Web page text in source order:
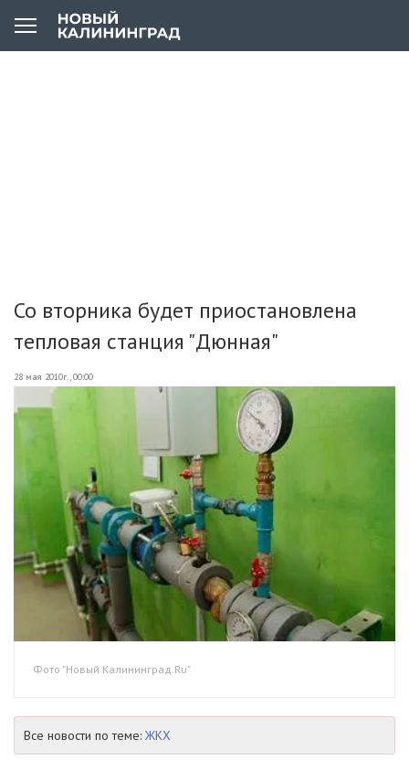
Со вторника будет приостановлена
тепловая станция "Дюнная"
28 мая 2010г., 00:00
Фото "Новый Калининград.Ru"
Все новости по теме: ЖКХ